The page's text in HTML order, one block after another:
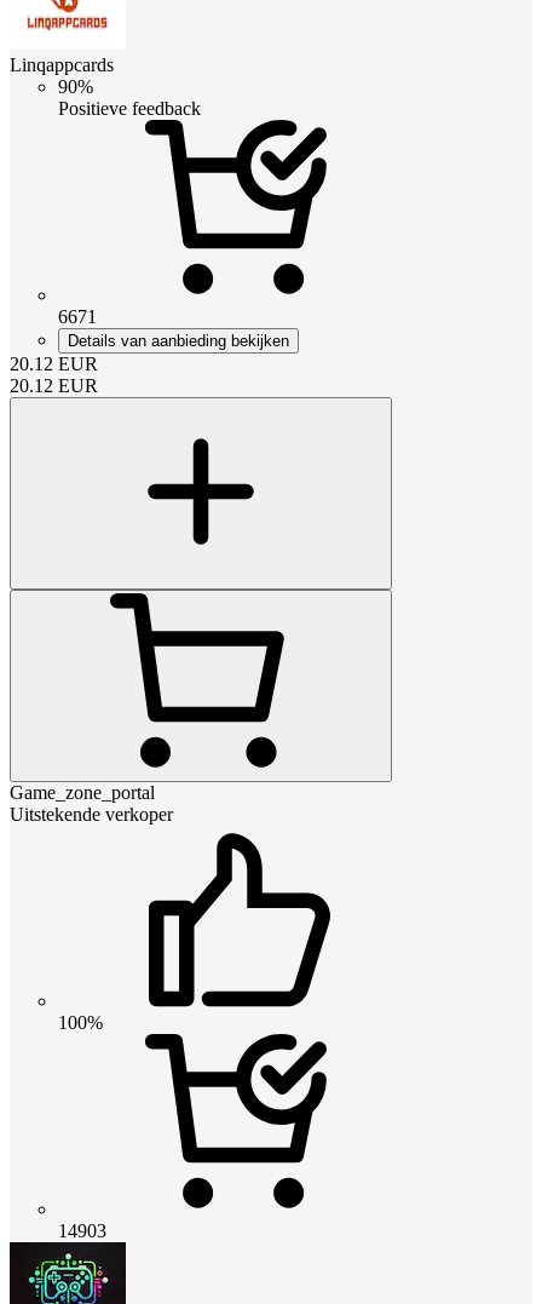
Linqappcards
90%
Positieve feedback
6671
Details van aanbieding bekijken
20.12 EUR
20.12 EUR
Game_zone_portal
Uitstekende verkoper
100%
14903